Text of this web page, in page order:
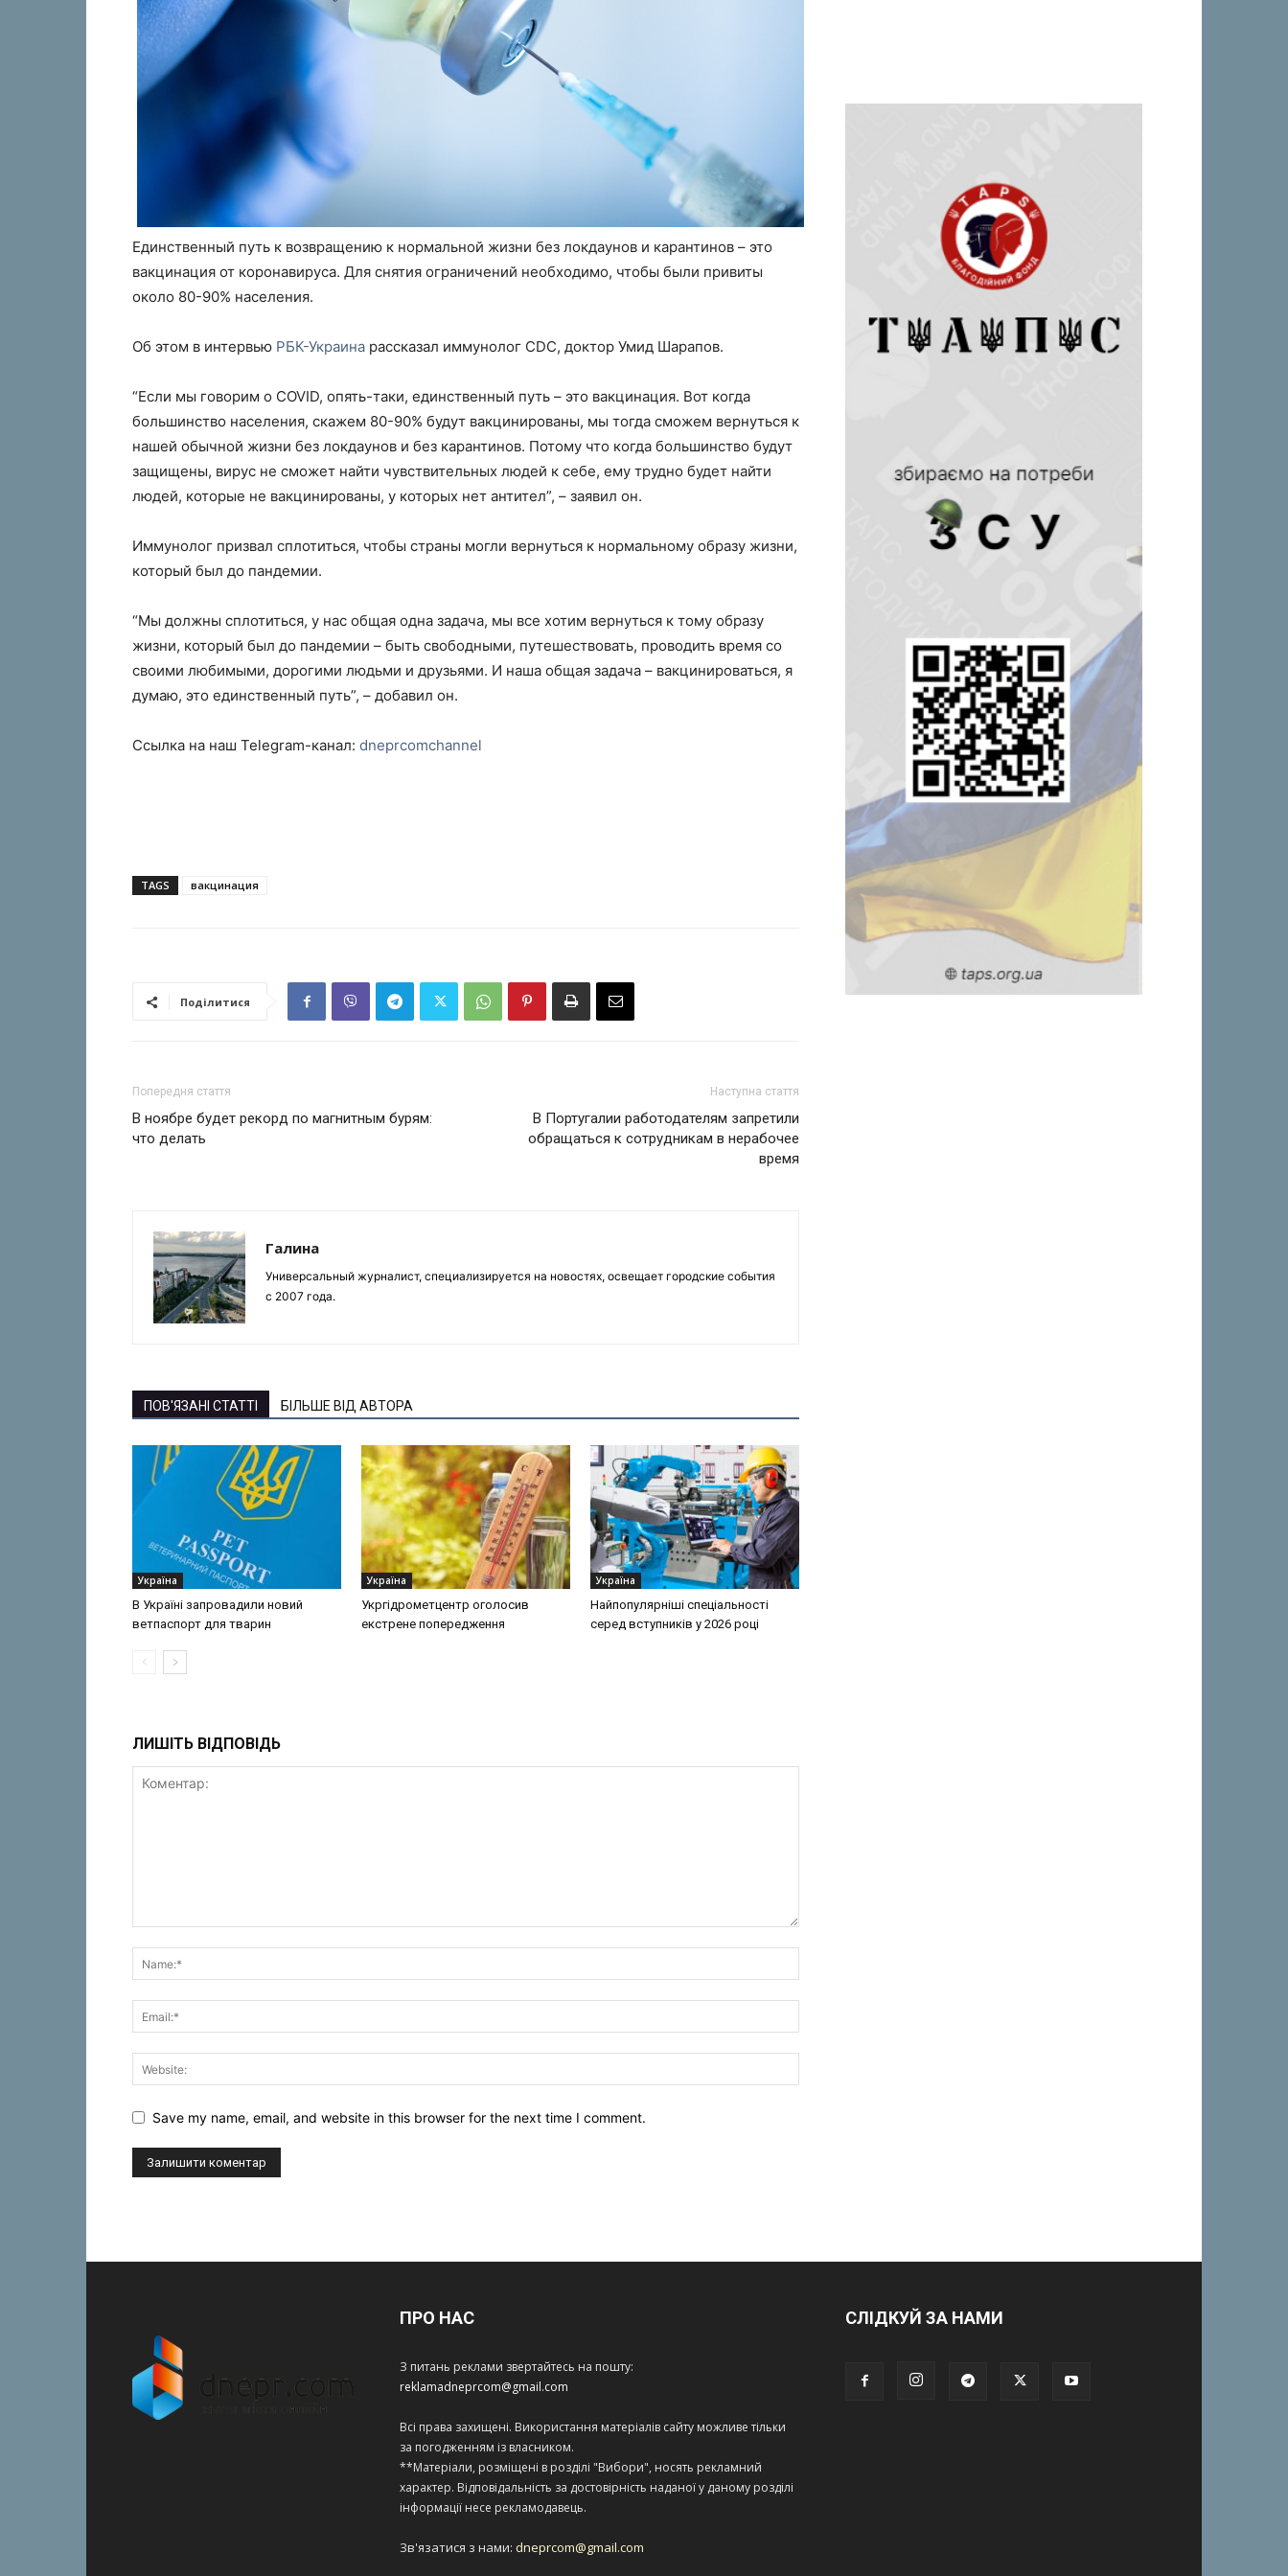
Единственный путь к возвращению к нормальной жизни без локдаунов и карантинов – это
вакцинация от коронавируса. Для снятия ограничений необходимо, чтобы были привиты
около 80-90% населения.
Об этом в интервью РБК-Украина рассказал иммунолог CDC, доктор Умид Шарапов.
“Если мы говорим о COVID, опять-таки, единственный путь – это вакцинация. Вот когда
большинство населения, скажем 80-90% будут вакцинированы, мы тогда сможем вернуться к
нашей обычной жизни без локдаунов и без карантинов. Потому что когда большинство будут
защищены, вирус не сможет найти чувствительных людей к себе, ему трудно будет найти
людей, которые не вакцинированы, у которых нет антител”, – заявил он.
Иммунолог призвал сплотиться, чтобы страны могли вернуться к нормальному образу жизни,
который был до пандемии.
“Мы должны сплотиться, у нас общая одна задача, мы все хотим вернуться к тому образу
жизни, который был до пандемии – быть свободными, путешествовать, проводить время со
своими любимыми, дорогими людьми и друзьями. И наша общая задача – вакцинироваться, я
думаю, это единственный путь”, – добавил он.
Ссылка на наш Telegram-канал: dneprcomchannel
TAGS вакцинация
Поділитися
Попередня стаття
В ноябре будет рекорд по магнитным бурям:
что делать
Наступна стаття
В Португалии работодателям запретили
обращаться к сотрудникам в нерабочее
время
Галина
Универсальный журналист, специализируется на новостях, освещает городские события
с 2007 года.
ПОВ'ЯЗАНІ СТАТТІ БІЛЬШЕ ВІД АВТОРА
Україна
В Україні запровадили новий
ветпаспорт для тварин
Україна
Укргідрометцентр оголосив
екстрене попередження
Україна
Найпопулярніші спеціальності
серед вступників у 2026 році
ЛИШІТЬ ВІДПОВІДЬ
Save my name, email, and website in this browser for the next time I comment.
ПРО НАС
З питань реклами звертайтесь на пошту:
reklamadneprcom@gmail.com
Всі права захищені. Використання матеріалів сайту можливе тільки
за погодженням із власником.
**Матеріали, розміщені в розділі "Вибори", носять рекламний
характер. Відповідальність за достовірність наданої у даному розділі
інформації несе рекламодавець.
Зв'язатися з нами: dneprcom@gmail.com
СЛІДКУЙ ЗА НАМИ